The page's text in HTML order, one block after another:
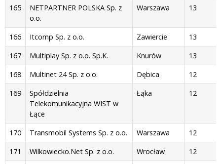
165
NETPARTNER POLSKA Sp. z
o.o.
Warszawa 13
166 Itcomp Sp. z o.o. Zawiercie
13
167
Multiplay Sp. z o.o. Sp.K. Knurów
13
168
Multinet 24 Sp. z o.o. Dębica
12
169
Spółdzielnia
Telekomunikacyjna WIST w
Łące
Łąka 12
170 Transmobil Systems Sp. z o.o. Warszawa
12
171
Wilkowiecko.Net Sp. z o.o. Wrocław
12